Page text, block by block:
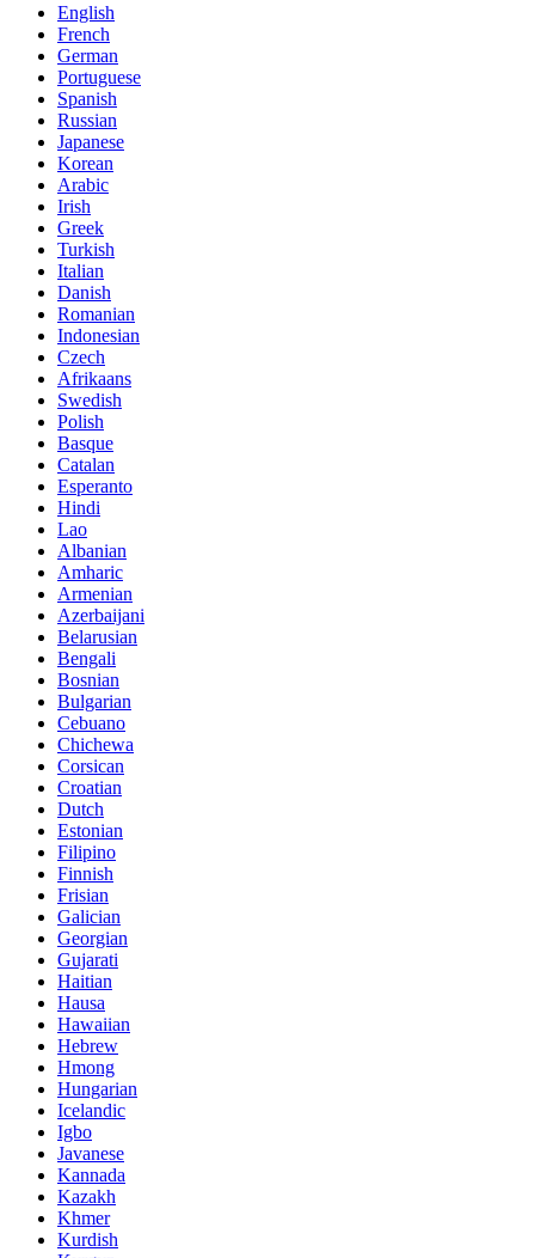
English
French
German
Portuguese
Spanish
Russian
Japanese
Korean
Arabic
Irish
Greek
Turkish
Italian
Danish
Romanian
Indonesian
Czech
Afrikaans
Swedish
Polish
Basque
Catalan
Esperanto
Hindi
Lao
Albanian
Amharic
Armenian
Azerbaijani
Belarusian
Bengali
Bosnian
Bulgarian
Cebuano
Chichewa
Corsican
Croatian
Dutch
Estonian
Filipino
Finnish
Frisian
Galician
Georgian
Gujarati
Haitian
Hausa
Hawaiian
Hebrew
Hmong
Hungarian
Icelandic
Igbo
Javanese
Kannada
Kazakh
Khmer
Kurdish